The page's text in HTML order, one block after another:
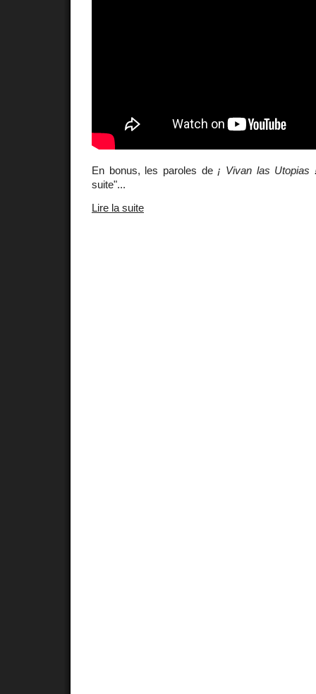
En bonus, les paroles de ¡ Vivan las Utopias
suite"...
Lire la suite